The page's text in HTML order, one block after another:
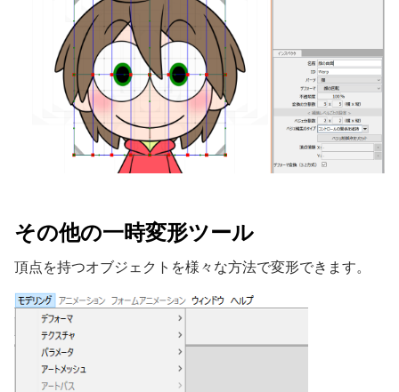
その他の一時変形ツール
頂点を持つオブジェクトを様々な方法で変形できます。